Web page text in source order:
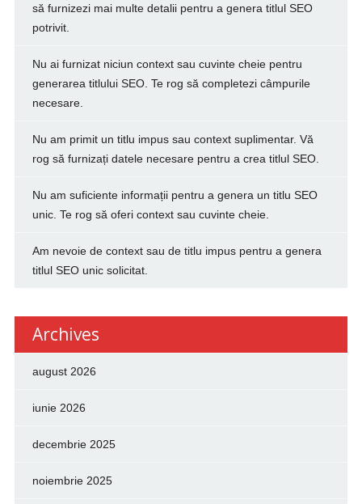
să furnizezi mai multe detalii pentru a genera titlul SEO
potrivit.
Nu ai furnizat niciun context sau cuvinte cheie pentru
generarea titlului SEO. Te rog să completezi câmpurile
necesare.
Nu am primit un titlu impus sau context suplimentar. Vă
rog să furnizați datele necesare pentru a crea titlul SEO.
Nu am suficiente informații pentru a genera un titlu SEO
unic. Te rog să oferi context sau cuvinte cheie.
Am nevoie de context sau de titlu impus pentru a genera
titlul SEO unic solicitat.
Archives
august 2026
iunie 2026
decembrie 2025
noiembrie 2025